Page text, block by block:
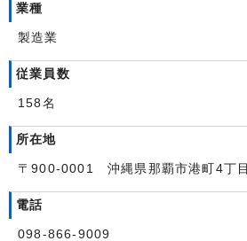
業種
製造業
従業員数
158名
所在地
〒900-0001 沖縄県那覇市港町4丁
電話
098-866-9009